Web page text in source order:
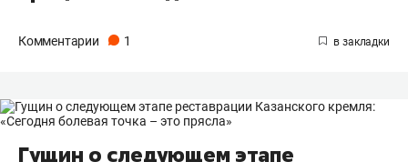
Комментарии 1
Гущин о следующем этапе